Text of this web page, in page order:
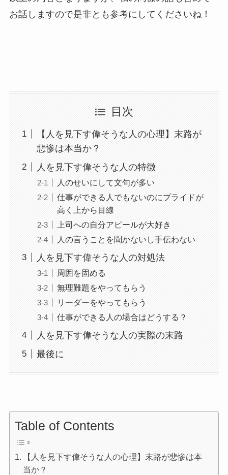
お話しますので是非とも参考にしてくださいね！
目次
【人を見下す偉そうな人の心理】末路が
悲惨は本当か？
人を見下す偉そうな人の特徴
人のせいにして文句が多い
仕事ができる人でもないのにプライドが
高く上から目線
上司への自分アピールが大好き
人の言うことを聞かないし手伝わない
人を見下す偉そうな人の対処法
周囲を固める
無理難題をやってもらう
リーダーをやってもらう
仕事ができる人の場合はどうする？
人を見下す偉そうな人の実際の末路
最後に
Table of Contents
【人を見下す偉そうな人の心理】末路が悲惨は本
当か？